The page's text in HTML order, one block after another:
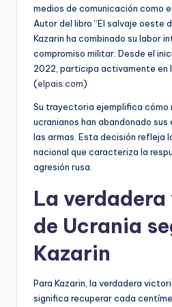
medios de comunicación como
Autor del libro “El salvaje oeste
Kazarin ha combinado su labor
compromiso militar. Desde el
2022, participa activamente en
(elpais.com)
Su trayectoria ejemplifica cómo
ucranianos han abandonado
las armas. Esta decisión refleja
nacional que caracteriza la
agresión rusa.
La
de Ucrania
Kazarin
Para Kazarin, la verdadera
significa recuperar cada